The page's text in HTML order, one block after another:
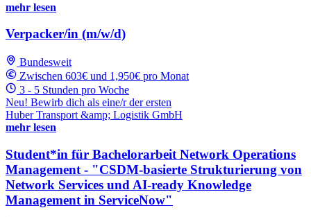
mehr lesen
Verpacker/in (m/w/d)
Bundesweit
Zwischen 603€ und 1,950€ pro Monat
3 - 5 Stunden pro Woche
Neu! Bewirb dich als eine/r der ersten
Huber Transport &amp; Logistik GmbH
mehr lesen
Student*in für Bachelorarbeit Network Operations
Management - "CSDM-basierte Strukturierung von
Network Services und AI-ready Knowledge
Management in ServiceNow"